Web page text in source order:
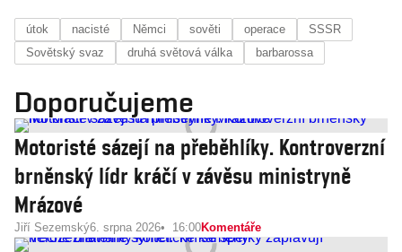
útok nacisté Němci sověti operace
SSSR
Sovětský svaz
druhá světová válka barbarossa
Doporučujeme
Motoristé sázejí na přeběhlíky. Kontroverzní
brněnský lídr kráčí v závěsu ministryně
Mrázové
Jiří Sezemský6. srpna 2026 16:00Komentáře